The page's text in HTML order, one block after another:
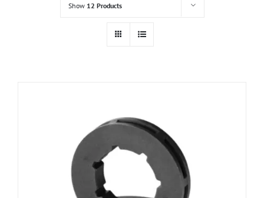
Show 12 Products